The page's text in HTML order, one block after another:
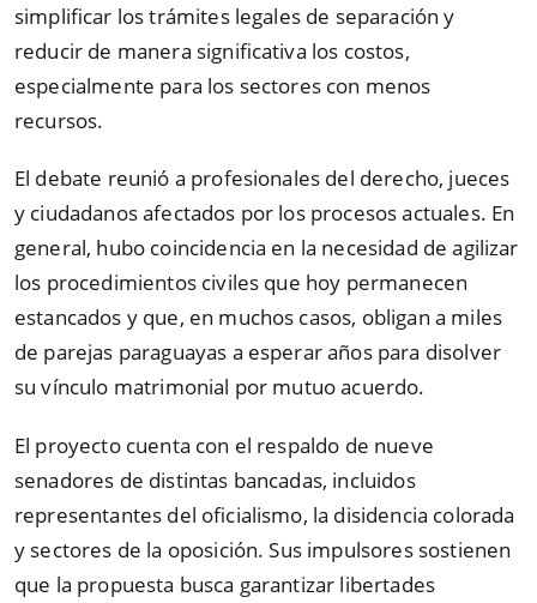
simplificar los trámites legales de separación y
reducir de manera significativa los costos,
especialmente para los sectores con menos
recursos.
El debate reunió a profesionales del derecho, jueces
y ciudadanos afectados por los procesos actuales. En
general, hubo coincidencia en la necesidad de agilizar
los procedimientos civiles que hoy permanecen
estancados y que, en muchos casos, obligan a miles
de parejas paraguayas a esperar años para disolver
su vínculo matrimonial por mutuo acuerdo.
El proyecto cuenta con el respaldo de nueve
senadores de distintas bancadas, incluidos
representantes del oficialismo, la disidencia colorada
y sectores de la oposición. Sus impulsores sostienen
que la propuesta busca garantizar libertades